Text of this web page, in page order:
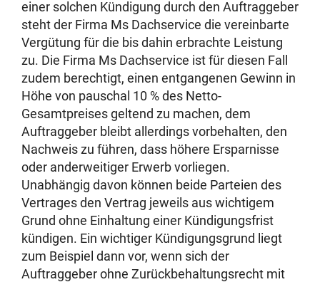
einer solchen Kündigung durch den Auftraggeber
steht der Firma Ms Dachservice die vereinbarte
Vergütung für die bis dahin erbrachte Leistung
zu. Die Firma Ms Dachservice ist für diesen Fall
zudem berechtigt, einen entgangenen Gewinn in
Höhe von pauschal 10 % des Netto-
Gesamtpreises geltend zu machen, dem
Auftraggeber bleibt allerdings vorbehalten, den
Nachweis zu führen, dass höhere Ersparnisse
oder anderweitiger Erwerb vorliegen.
Unabhängig davon können beide Parteien des
Vertrages den Vertrag jeweils aus wichtigem
Grund ohne Einhaltung einer Kündigungsfrist
kündigen. Ein wichtiger Kündigungsgrund liegt
zum Beispiel dann vor, wenn sich der
Auftraggeber ohne Zurückbehaltungsrecht mit